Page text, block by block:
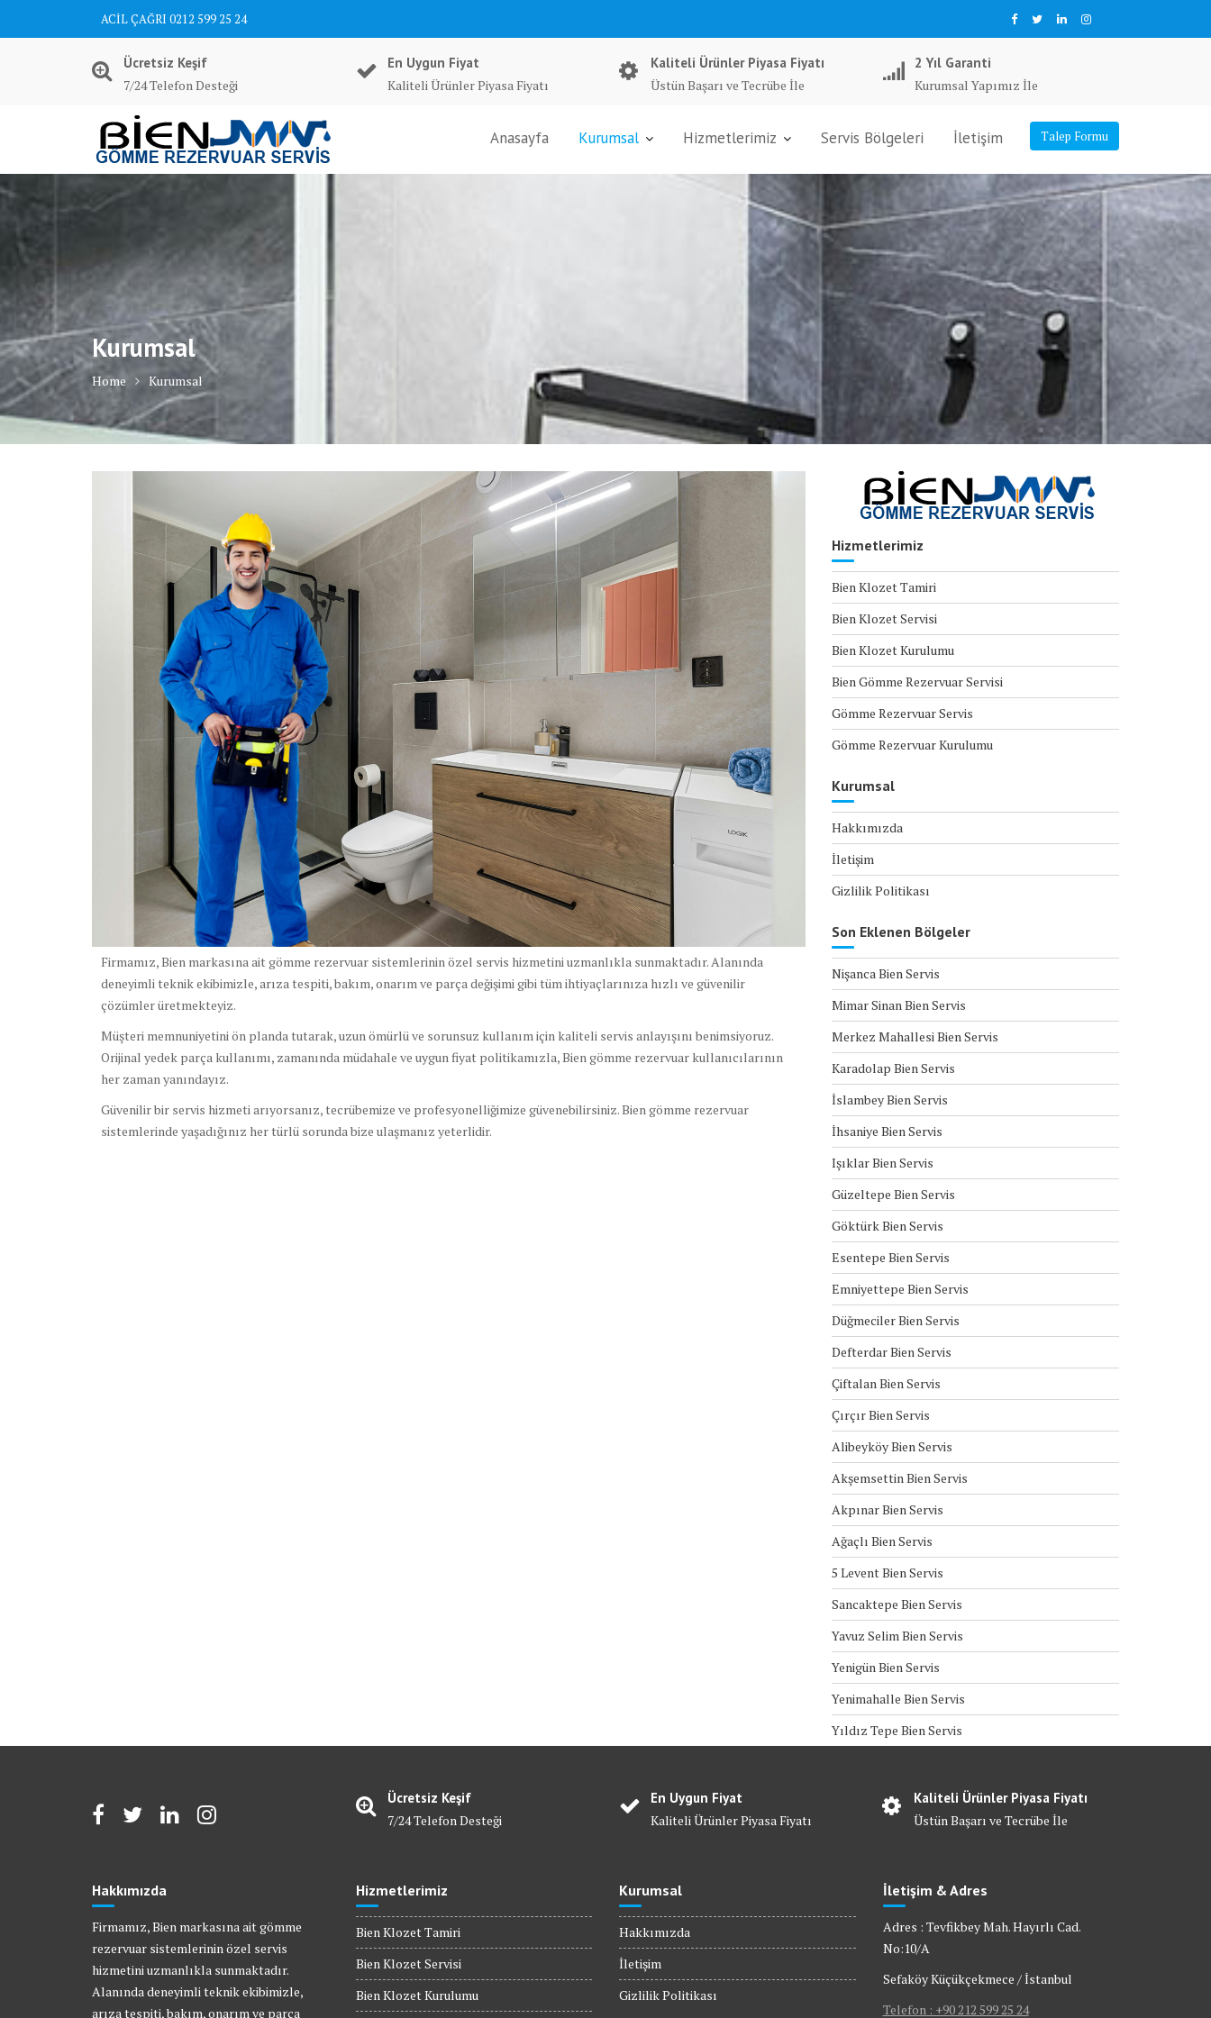
ACİL ÇAĞRI 0212 599 25 24
Ücretsiz Keşif
7/24 Telefon Desteği
En Uygun Fiyat
Kaliteli Ürünler Piyasa Fiyatı
Kaliteli Ürünler Piyasa Fiyatı
Üstün Başarı ve Tecrübe İle
2 Yıl Garanti
Kurumsal Yapımız İle
Talep Formu
Anasayfa Kurumsal Hizmetlerimiz Servis Bölgeleri İletişim
Kurumsal
Home Kurumsal
Firmamız, Bien markasına ait gömme rezervuar sistemlerinin özel servis hizmetini uzmanlıkla sunmaktadır. Alanında
deneyimli teknik ekibimizle, arıza tespiti, bakım, onarım ve parça değişimi gibi tüm ihtiyaçlarınıza hızlı ve güvenilir
çözümler üretmekteyiz.
Müşteri memnuniyetini ön planda tutarak, uzun ömürlü ve sorunsuz kullanım için kaliteli servis anlayışını benimsiyoruz.
Orijinal yedek parça kullanımı, zamanında müdahale ve uygun fiyat politikamızla, Bien gömme rezervuar kullanıcılarının
her zaman yanındayız.
Güvenilir bir servis hizmeti arıyorsanız, tecrübemize ve profesyonelliğimize güvenebilirsiniz. Bien gömme rezervuar
sistemlerinde yaşadığınız her türlü sorunda bize ulaşmanız yeterlidir.
Hizmetlerimiz
Bien Klozet Tamiri
Bien Klozet Servisi
Bien Klozet Kurulumu
Bien Gömme Rezervuar Servisi
Gömme Rezervuar Servis
Gömme Rezervuar Kurulumu
Kurumsal
Hakkımızda
İletişim
Gizlilik Politikası
Son Eklenen Bölgeler
Nişanca Bien Servis
Mimar Sinan Bien Servis
Merkez Mahallesi Bien Servis
Karadolap Bien Servis
İslambey Bien Servis
İhsaniye Bien Servis
Işıklar Bien Servis
Güzeltepe Bien Servis
Göktürk Bien Servis
Esentepe Bien Servis
Emniyettepe Bien Servis
Düğmeciler Bien Servis
Defterdar Bien Servis
Çiftalan Bien Servis
Çırçır Bien Servis
Alibeyköy Bien Servis
Akşemsettin Bien Servis
Akpınar Bien Servis
Ağaçlı Bien Servis
5 Levent Bien Servis
Sancaktepe Bien Servis
Yavuz Selim Bien Servis
Yenigün Bien Servis
Yenimahalle Bien Servis
Yıldız Tepe Bien Servis
Ücretsiz Keşif
7/24 Telefon Desteği
En Uygun Fiyat
Kaliteli Ürünler Piyasa Fiyatı
Kaliteli Ürünler Piyasa Fiyatı
Üstün Başarı ve Tecrübe İle
Hakkımızda
Firmamız, Bien markasına ait gömme
rezervuar sistemlerinin özel servis
hizmetini uzmanlıkla sunmaktadır.
Alanında deneyimli teknik ekibimizle,
arıza tespiti, bakım, onarım ve parça
Hizmetlerimiz
Bien Klozet Tamiri
Bien Klozet Servisi
Bien Klozet Kurulumu
Kurumsal
Hakkımızda
İletişim
Gizlilik Politikası
İletişim & Adres
Adres : Tevfikbey Mah. Hayırlı Cad.
No:10/A
Sefaköy Küçükçekmece / İstanbul
Telefon : +90 212 599 25 24